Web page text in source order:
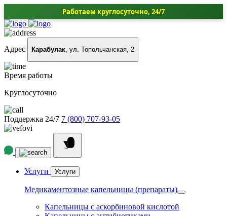
Работаем круглосуточно, 24/7
Адрес Карабулак, ул. Топольчанская, 2
Время работы
Круглосуточно
Поддержка 24/7 7 (800) 707-93-05
Услуги Услуги
Медикаментозные капельницы (препараты)
Капельницы с аскорбиновой кислотой